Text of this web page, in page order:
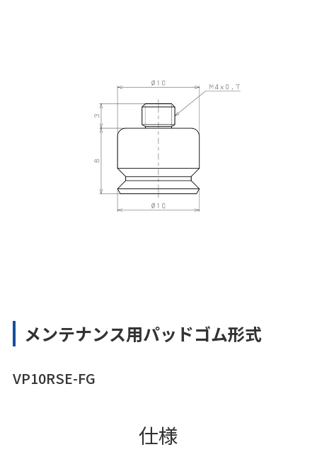
メンテナンス用パッドゴム形式
VP10RSE-FG
仕様